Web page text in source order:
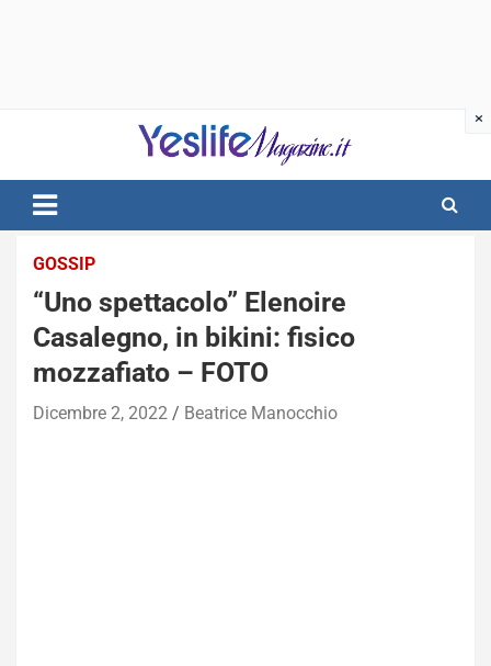
notizie di intrattenimento
GOSSIP
“Uno spettacolo” Elenoire
Casalegno, in bikini: fisico
mozzafiato – FOTO
Dicembre 2, 2022 Beatrice Manocchio